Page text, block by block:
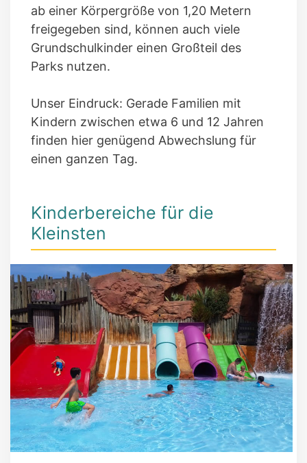
ab einer Körpergröße von 1,20 Metern
freigegeben sind, können auch viele
Grundschulkinder einen Großteil des
Parks nutzen.
Unser Eindruck: Gerade Familien mit
Kindern zwischen etwa 6 und 12 Jahren
finden hier genügend Abwechslung für
einen ganzen Tag.
Kinderbereiche für die
Kleinsten